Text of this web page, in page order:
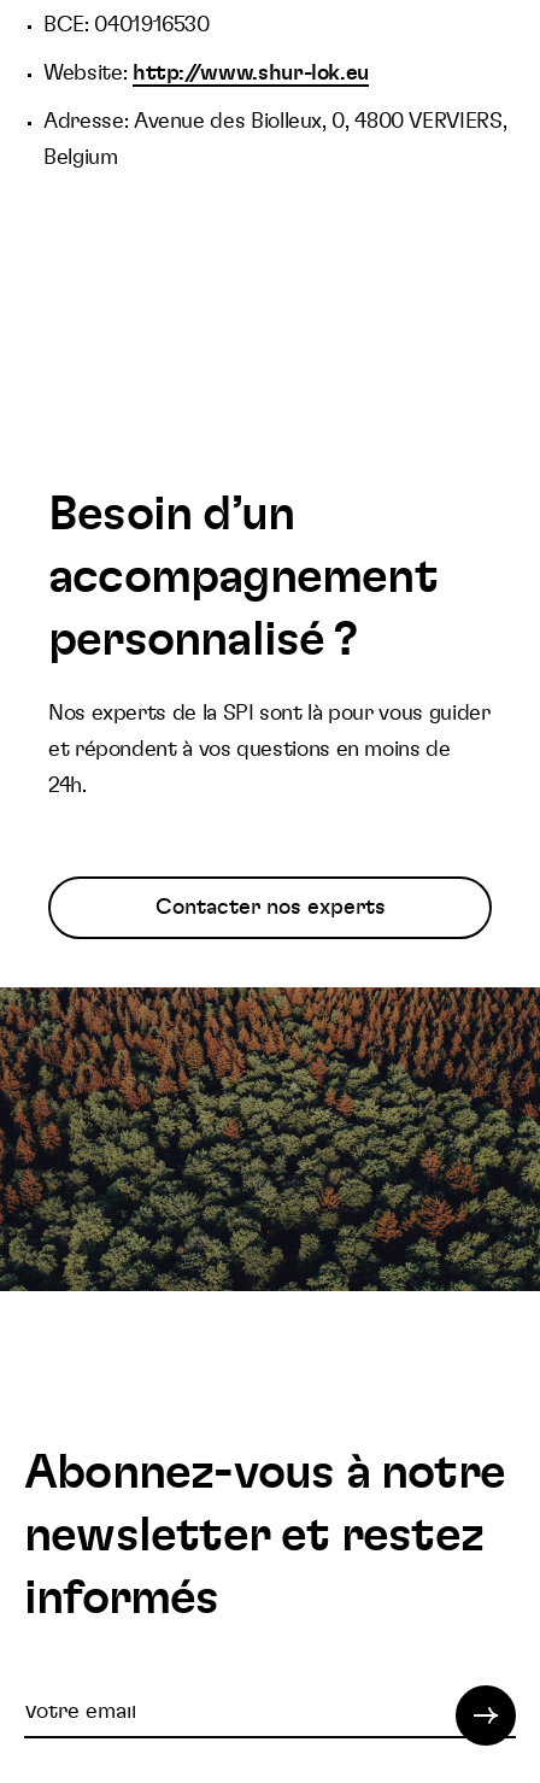
BCE: 0401916530
Website: http://www.shur-lok.eu
Adresse: Avenue des Biolleux, 0, 4800 VERVIERS,
Belgium
Besoin d’un
accompagnement
personnalisé ?
Nos experts de la SPI sont là pour vous guider
et répondent à vos questions en moins de
24h.
Contacter nos experts
Abonnez-vous à notre
newsletter et restez
informés
Votre